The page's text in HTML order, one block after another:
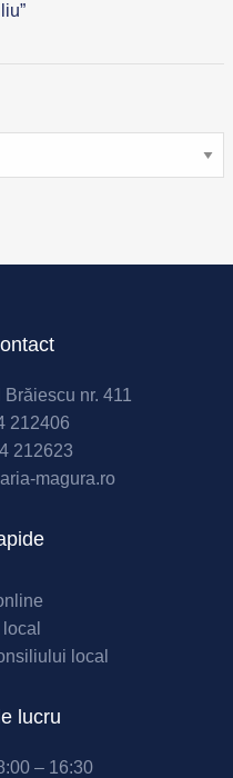
nr. 411
212406
212623
magura.ro
local
lucru
– 16:30